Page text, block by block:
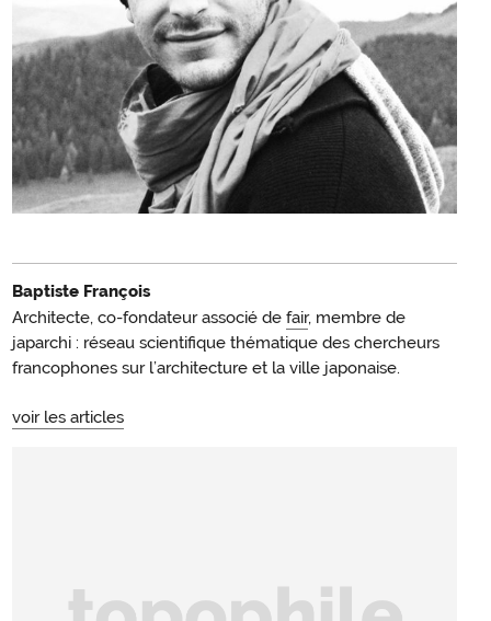
Baptiste François
Architecte, co-fondateur associé de fair, membre de
japarchi : réseau scientifique thématique des chercheurs
francophones sur l’architecture et la ville japonaise.
voir les articles